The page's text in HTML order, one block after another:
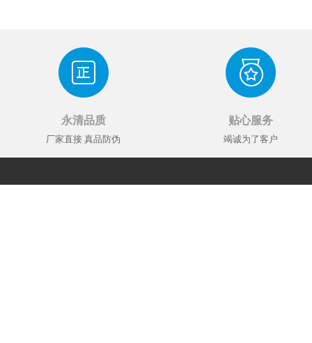
永清品质
厂家直接 真品防伪
贴心服务
竭诚为了客户